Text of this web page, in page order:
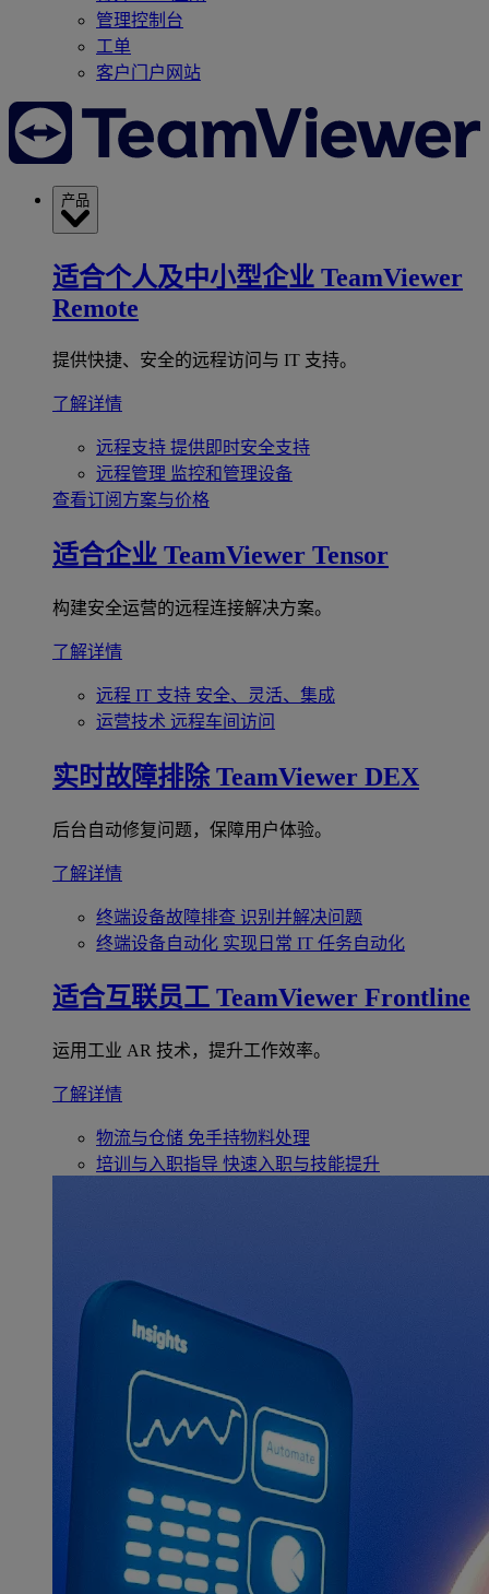
管理控制台
工单
客户门户网站
产品
适合个人及中小型企业 TeamViewer
Remote
提供快捷、安全的远程访问与 IT 支持。
了解详情
远程支持 提供即时安全支持
远程管理 监控和管理设备
查看订阅方案与价格
适合企业 TeamViewer Tensor
构建安全运营的远程连接解决方案。
了解详情
远程 IT 支持 安全、灵活、集成
运营技术 远程车间访问
实时故障排除 TeamViewer DEX
后台自动修复问题，保障用户体验。
了解详情
终端设备故障排查 识别并解决问题
终端设备自动化 实现日常 IT 任务自动化
适合互联员工 TeamViewer Frontline
运用工业 AR 技术，提升工作效率。
了解详情
物流与仓储 免手持物料处理
培训与入职指导 快速入职与技能提升